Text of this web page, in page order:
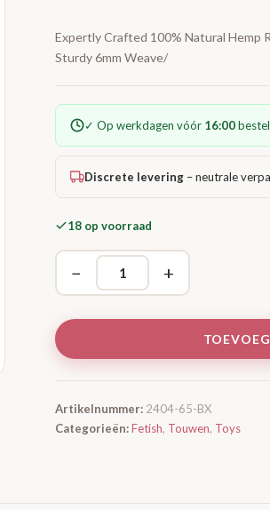
Expertly Crafted 100% Natural Hemp
Sturdy 6mm Weave/
✓ Op werkdagen vóór 16:00
Discrete levering – neutrale
18 op voorraad
− +
Artikelnummer: 2404-65-BX
Categorieën:Fetish, Touwen, Toys